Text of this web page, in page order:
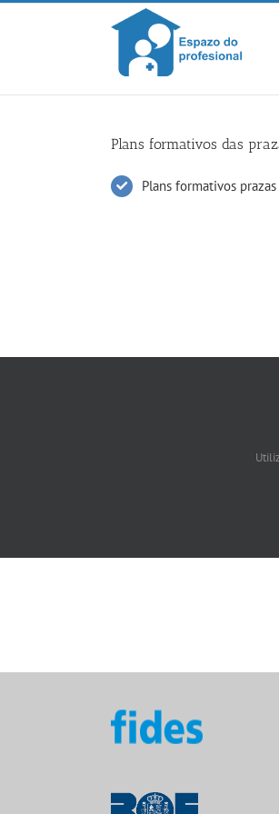
Skip
Plans formativos das
Plans formativos